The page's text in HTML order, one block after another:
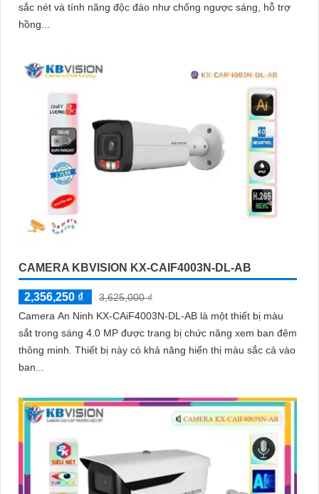
sắc nét và tính năng độc đáo như chống ngược sáng, hỗ trợ
hồng...
CAMERA KBVISION KX-CAIF4003N-DL-AB
2,356,250 ₫
3,625,000 ₫
Camera An Ninh KX-CAiF4003N-DL-AB là một thiết bị màu
sắt trong sáng 4.0 MP được trang bị chức năng xem ban đêm
thông minh. Thiết bị này có khả năng hiển thị màu sắc cả vào
ban...